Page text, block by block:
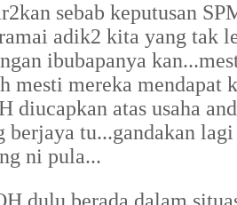
sebab keputusan
adik2 kita yang tak
ibubapanya
mesti mereka mendapat
diucapkan atas usaha
berjaya tu...gandakan lagi
ni pula...